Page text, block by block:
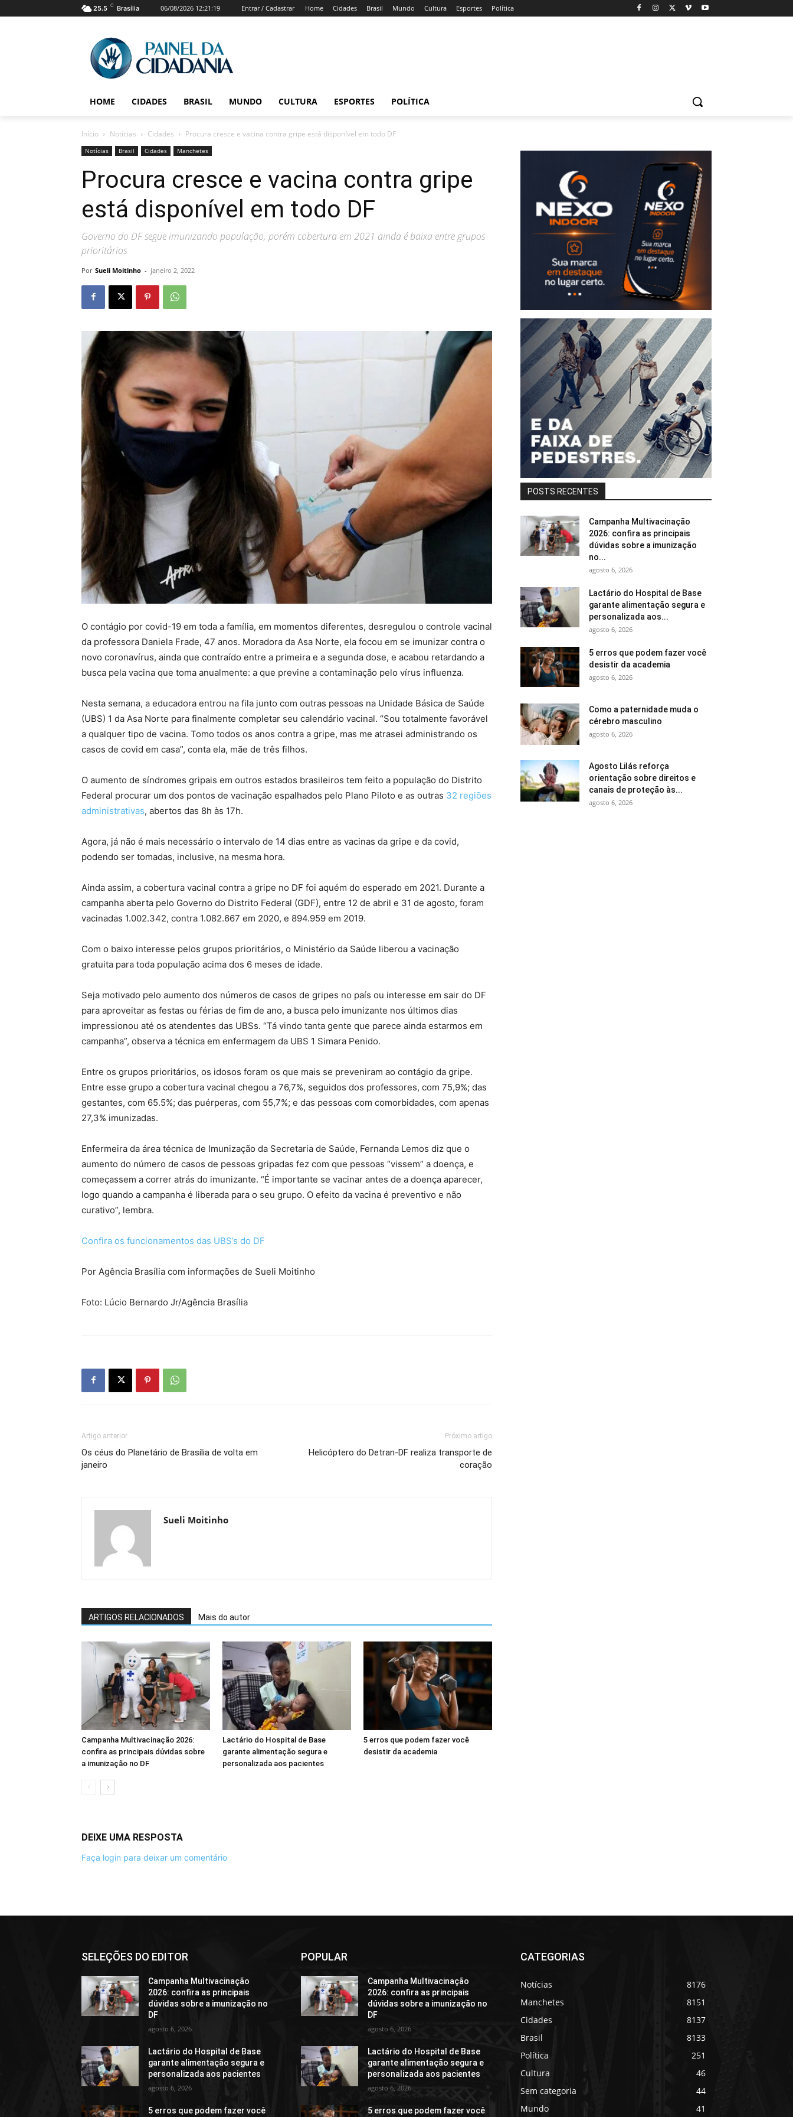
25.5 C Brasília 06/08/2026 12:21:19 Entrar / Cadastrar Home Cidades Brasil Mundo Cultura Esportes Política
HOME CIDADES BRASIL MUNDO CULTURA ESPORTES POLÍTICA
Início Notícias Cidades Procura cresce e vacina contra gripe está disponível em todo DF
Notícias Brasil Cidades Manchetes
Procura cresce e vacina contra gripe
está disponível em todo DF
Governo do DF segue imunizando população, porém cobertura em 2021 ainda é baixa entre grupos
prioritários
Por Sueli Moitinho - janeiro 2, 2022
O contágio por covid-19 em toda a família, em momentos diferentes, desregulou o controle vacinal
da professora Daniela Frade, 47 anos. Moradora da Asa Norte, ela focou em se imunizar contra o
novo coronavírus, ainda que contraído entre a primeira e a segunda dose, e acabou retardando a
busca pela vacina que toma anualmente: a que previne a contaminação pelo vírus influenza.
Nesta semana, a educadora entrou na fila junto com outras pessoas na Unidade Básica de Saúde
(UBS) 1 da Asa Norte para finalmente completar seu calendário vacinal. “Sou totalmente favorável
a qualquer tipo de vacina. Tomo todos os anos contra a gripe, mas me atrasei administrando os
casos de covid em casa”, conta ela, mãe de três filhos.
O aumento de síndromes gripais em outros estados brasileiros tem feito a população do Distrito
Federal procurar um dos pontos de vacinação espalhados pelo Plano Piloto e as outras 32 regiões
administrativas, abertos das 8h às 17h.
Agora, já não é mais necessário o intervalo de 14 dias entre as vacinas da gripe e da covid,
podendo ser tomadas, inclusive, na mesma hora.
Ainda assim, a cobertura vacinal contra a gripe no DF foi aquém do esperado em 2021. Durante a
campanha aberta pelo Governo do Distrito Federal (GDF), entre 12 de abril e 31 de agosto, foram
vacinadas 1.002.342, contra 1.082.667 em 2020, e 894.959 em 2019.
Com o baixo interesse pelos grupos prioritários, o Ministério da Saúde liberou a vacinação
gratuita para toda população acima dos 6 meses de idade.
Seja motivado pelo aumento dos números de casos de gripes no país ou interesse em sair do DF
para aproveitar as festas ou férias de fim de ano, a busca pelo imunizante nos últimos dias
impressionou até os atendentes das UBSs. “Tá vindo tanta gente que parece ainda estarmos em
campanha”, observa a técnica em enfermagem da UBS 1 Simara Penido.
Entre os grupos prioritários, os idosos foram os que mais se preveniram ao contágio da gripe.
Entre esse grupo a cobertura vacinal chegou a 76,7%, seguidos dos professores, com 75,9%; das
gestantes, com 65.5%; das puérperas, com 55,7%; e das pessoas com comorbidades, com apenas
27,3% imunizadas.
Enfermeira da área técnica de Imunização da Secretaria de Saúde, Fernanda Lemos diz que o
aumento do número de casos de pessoas gripadas fez com que pessoas “vissem” a doença, e
começassem a correr atrás do imunizante. “É importante se vacinar antes de a doença aparecer,
logo quando a campanha é liberada para o seu grupo. O efeito da vacina é preventivo e não
curativo”, lembra.
Confira os funcionamentos das UBS’s do DF
Por Agência Brasília com informações de Sueli Moitinho
Foto: Lúcio Bernardo Jr/Agência Brasília
Artigo anterior
Os céus do Planetário de Brasília de volta em
janeiro
Próximo artigo
Helicóptero do Detran-DF realiza transporte de
coração
Sueli Moitinho
ARTIGOS RELACIONADOS Mais do autor
Campanha Multivacinação 2026:
confira as principais dúvidas sobre
a imunização no DF
Lactário do Hospital de Base
garante alimentação segura e
personalizada aos pacientes
5 erros que podem fazer você
desistir da academia
DEIXE UMA RESPOSTA
Faça login para deixar um comentário
POSTS RECENTES
Campanha Multivacinação
2026: confira as principais
dúvidas sobre a imunização
no...
agosto 6, 2026
Lactário do Hospital de Base
garante alimentação segura e
personalizada aos...
agosto 6, 2026
5 erros que podem fazer você
desistir da academia
agosto 6, 2026
Como a paternidade muda o
cérebro masculino
agosto 6, 2026
Agosto Lilás reforça
orientação sobre direitos e
canais de proteção às...
agosto 6, 2026
SELEÇÕES DO EDITOR
Campanha Multivacinação
2026: confira as principais
dúvidas sobre a imunização no
DF
agosto 6, 2026
Lactário do Hospital de Base
garante alimentação segura e
personalizada aos pacientes
agosto 6, 2026
5 erros que podem fazer você
POPULAR
Campanha Multivacinação
2026: confira as principais
dúvidas sobre a imunização no
DF
agosto 6, 2026
Lactário do Hospital de Base
garante alimentação segura e
personalizada aos pacientes
agosto 6, 2026
5 erros que podem fazer você
CATEGORIAS
Notícias
8176
Manchetes
8151
Cidades
8137
Brasil
8133
Política
251
Cultura
46
Sem categoria
44
Mundo
41